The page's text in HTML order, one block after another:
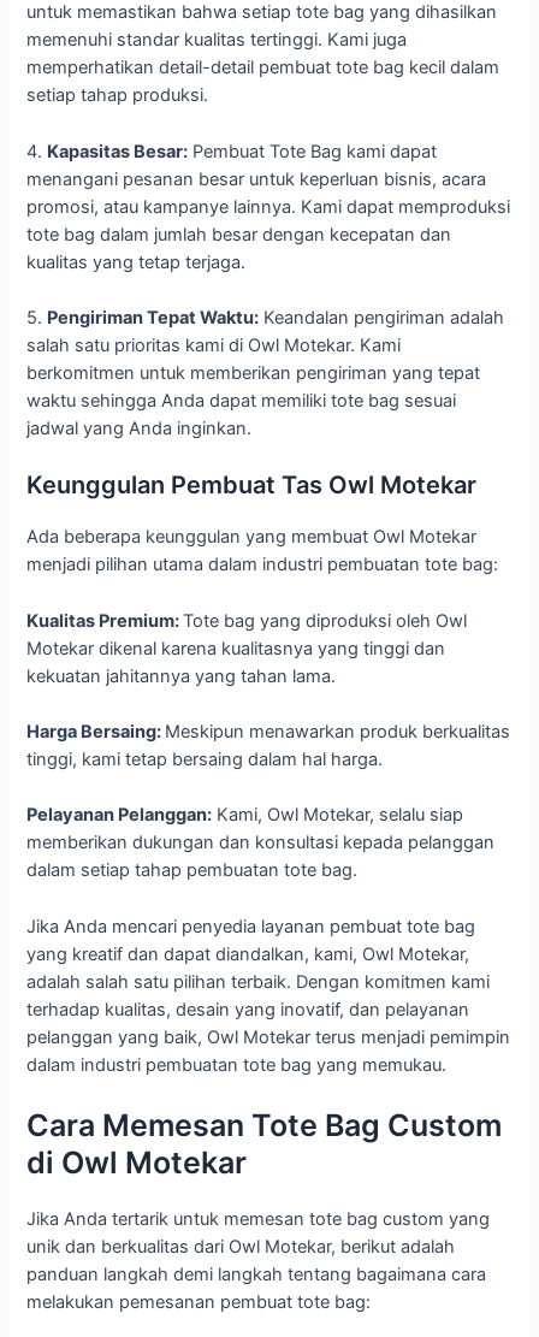
untuk memastikan bahwa setiap tote bag yang dihasilkan
memenuhi standar kualitas tertinggi. Kami juga
memperhatikan detail-detail pembuat tote bag kecil dalam
setiap tahap produksi.
4. Kapasitas Besar: Pembuat Tote Bag kami dapat
menangani pesanan besar untuk keperluan bisnis, acara
promosi, atau kampanye lainnya. Kami dapat memproduksi
tote bag dalam jumlah besar dengan kecepatan dan
kualitas yang tetap terjaga.
5. Pengiriman Tepat Waktu: Keandalan pengiriman adalah
salah satu prioritas kami di Owl Motekar. Kami
berkomitmen untuk memberikan pengiriman yang tepat
waktu sehingga Anda dapat memiliki tote bag sesuai
jadwal yang Anda inginkan.
Keunggulan Pembuat Tas Owl Motekar
Ada beberapa keunggulan yang membuat Owl Motekar
menjadi pilihan utama dalam industri pembuatan tote bag:
Kualitas Premium:Tote bag yang diproduksi oleh Owl
Motekar dikenal karena kualitasnya yang tinggi dan
kekuatan jahitannya yang tahan lama.
Harga Bersaing: Meskipun menawarkan produk berkualitas
tinggi, kami tetap bersaing dalam hal harga.
Pelayanan Pelanggan: Kami, Owl Motekar, selalu siap
memberikan dukungan dan konsultasi kepada pelanggan
dalam setiap tahap pembuatan tote bag.
Jika Anda mencari penyedia layanan pembuat tote bag
yang kreatif dan dapat diandalkan, kami, Owl Motekar,
adalah salah satu pilihan terbaik. Dengan komitmen kami
terhadap kualitas, desain yang inovatif, dan pelayanan
pelanggan yang baik, Owl Motekar terus menjadi pemimpin
dalam industri pembuatan tote bag yang memukau.
Cara Memesan Tote Bag Custom
di Owl Motekar
Jika Anda tertarik untuk memesan tote bag custom yang
unik dan berkualitas dari Owl Motekar, berikut adalah
panduan langkah demi langkah tentang bagaimana cara
melakukan pemesanan pembuat tote bag: